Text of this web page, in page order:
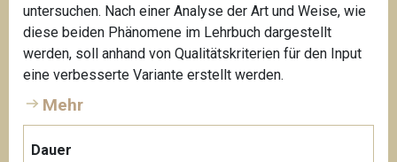
untersuchen. Nach einer Analyse der Art und Weise, wie
diese beiden Phänomene im Lehrbuch dargestellt
werden, soll anhand von Qualitätskriterien für den Input
eine verbesserte Variante erstellt werden.
Mehr
Dauer